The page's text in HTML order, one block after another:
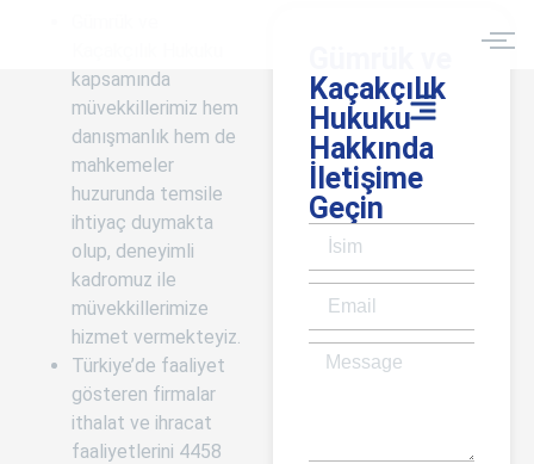
Kaçakçılık
Hukuku
Hakkında
İletişime
Geçin
kapsamında
müvekkillerimiz hem
danışmanlık hem de
mahkemeler
huzurunda temsile
ihtiyaç duymakta
olup, deneyimli
kadromuz ile
müvekkillerimize
hizmet vermekteyiz.
Türkiye’de faaliyet
gösteren firmalar
ithalat ve ihracat
faaliyetlerini 4458